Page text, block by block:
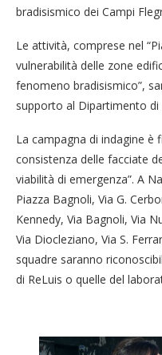
bradisismico dei Campi
Le attività, comprese nel
vulnerabilità delle zone
fenomeno bradisismico”,
supporto al Dipartimento di
La campagna di indagine è
consistenza delle facciate
viabilità di emergenza”. A
Piazza Bagnoli, Via G.
Kennedy, Via Bagnoli, Via
Via Diocleziano, Via S.
squadre saranno
di ReLuis o quelle del